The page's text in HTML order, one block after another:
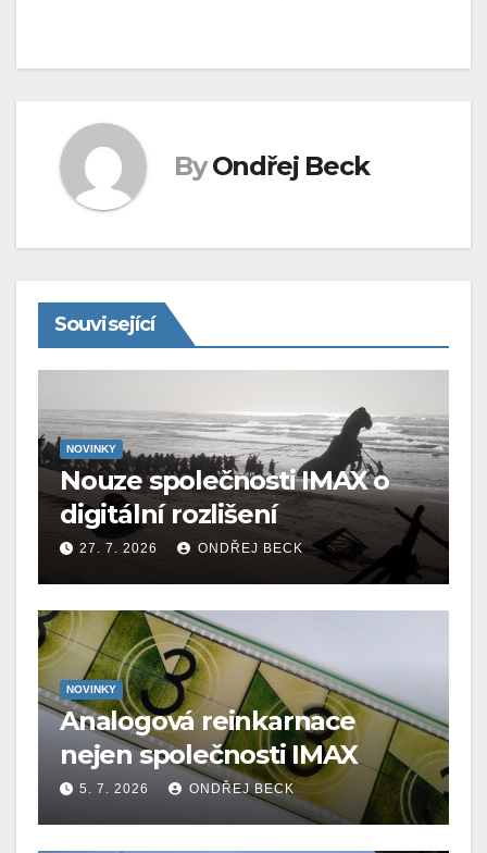
By Ondřej Beck
Související
NOVINKY
Nouze společnosti IMAX o
digitální rozlišení
27. 7. 2026 ONDŘEJ BECK
NOVINKY
Analogová reinkarnace
nejen společnosti IMAX
5. 7. 2026 ONDŘEJ BECK